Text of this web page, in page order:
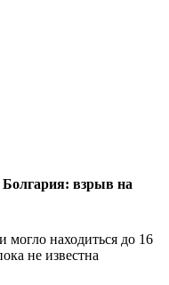
Болгария: взрыв на